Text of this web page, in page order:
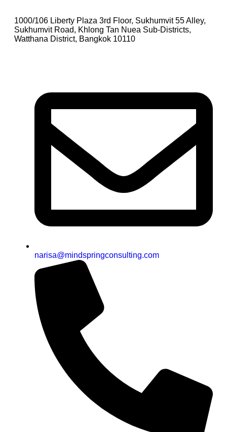
1000/106 Liberty Plaza 3rd Floor, Sukhumvit 55 Alley,
Sukhumvit Road, Khlong Tan Nuea Sub-Districts,
Watthana District, Bangkok 10110
narisa@mindspringconsulting.com